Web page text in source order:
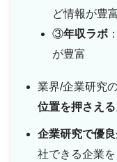
ど情報が豊富
③年収ラボ
が豊富
業界/企業研究
位置を押さえる
企業研究で優
社できる企業